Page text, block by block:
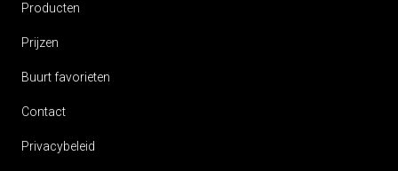
Producten
Prijzen
Buurt favorieten
Contact
Privacybeleid